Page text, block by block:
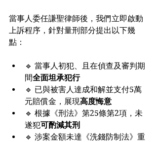
當事人委任謙聖律師後，我們立即啟動
上訴程序，針對量刑部分提出以下幾
點：
🔹 當事人初犯、且在偵查及審判期
間全面坦承犯行
🔹 已與被害人達成和解並支付5萬
元賠償金，展現高度悔意
🔹 根據《刑法》第25條第2項，未
遂犯可酌減其刑
🔹 涉案金額未達《洗錢防制法》重